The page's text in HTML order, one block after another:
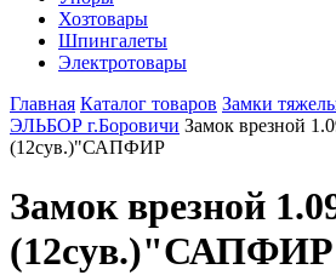
Хозтовары
Шпингалеты
Электротовары
Главная Каталог товаров Замки
ЭЛЬБОР г.Боровичи Замок врезной
(12сув.)"САПФИР
Замок врезной
(12сув.)"САПФИР